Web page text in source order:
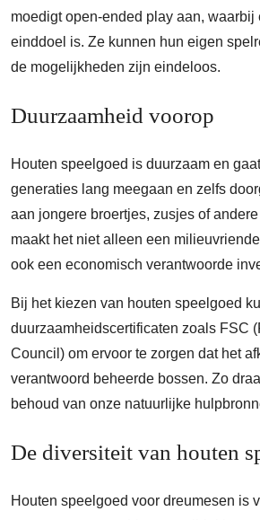
moedigt open-ended play aan, waarbij
einddoel is. Ze kunnen hun eigen
de mogelijkheden zijn eindeloos.
Duurzaamheid voorop
Houten speelgoed is duurzaam en
generaties lang meegaan en zelfs
aan jongere broertjes, zusjes of
maakt het niet alleen een
ook een economisch verantwoorde
Bij het kiezen van houten speelgoed
duurzaamheidscertificaten zoals FSC
Council) om ervoor te zorgen dat het
verantwoord beheerde bossen. Zo
behoud van onze natuurlijke
De diversiteit van houten
Houten speelgoed voor dreumesen is